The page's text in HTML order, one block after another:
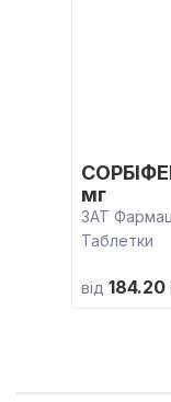
мг
ЗАТ
Таблетки
від 184.20